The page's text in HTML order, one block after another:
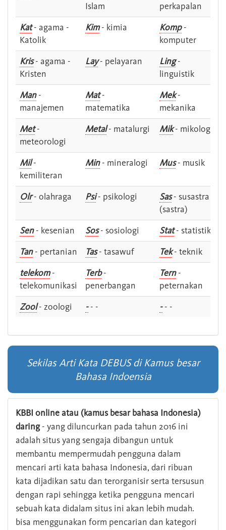
Islam
perkapalan
Kat- agama -
Katolik
Kim- kimia Komp-
komputer
Kris- agama -
Kristen
Lay- pelayaran Ling-
linguistik
Man-
manajemen
Mat-
matematika
Mek-
mekanika
Met-
meteorologi
Metal- matalurgi Mik- mikologi
Mil-
kemiliteran
Min- mineralogi Mus- musik
Olr- olahraga Psi- psikologi Sas- susastra -
(sastra)
Sen- kesenian Sos- sosiologi Stat- statistik
Tan- pertanian Tas- tasawuf Tek- teknik
telekom-
telekomunikasi
Terb-
penerbangan
Tern-
peternakan
Zool- zoologi -- - -- -
Sekilas Arti Kata DEBUS di Kamus besar
Bahasa Indoensia
KBBI online atau (kamus besar bahasa Indonesia)
daring- yang diluncurkan pada tahun 2016 ini
adalah situs yang sengaja dibangun untuk
membantu mempermudah pengguna dalam
mencari arti kata bahasa Indonesia, dari ribuan
kata dijadikan satu dan terorganisir serta tersusun
dengan rapi sehingga ketika pengguna mencari
sebuah kata didalam situs ini akan lebih mudah.
bisa menggunakan form pencarian dan kategori